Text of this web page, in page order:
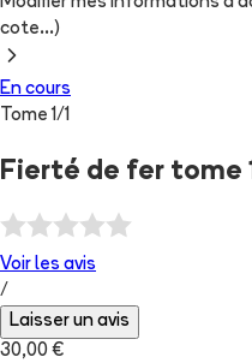
cote...)
En cours
Tome 1/1
Fierté de fer tome
Voir les avis
/
Laisser un avis
30,00 €